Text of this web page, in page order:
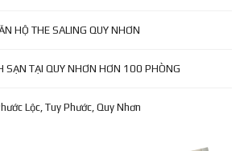
HỘ THE SALING QUY NHƠN
SẠN TẠI QUY NHƠN HƠN 100 PHÒNG
Lộc, Tuy Phước, Quy Nhơn